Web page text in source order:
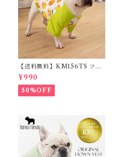
【送料無料】KM156TS フレ
ブル Tシャツ フレンチブルド
ック レモン柄 犬服 ドックウェ
ア
¥990
50%OFF